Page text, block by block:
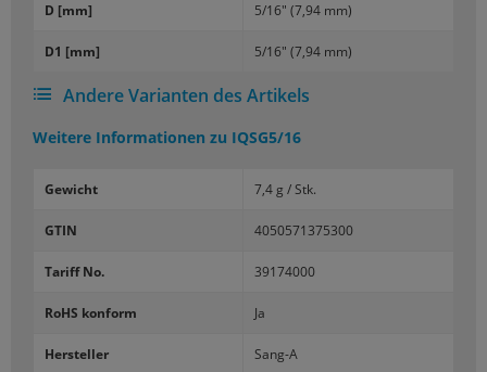
D [mm] 5/16" (7,94 mm)
D1 [mm] 5/16" (7,94 mm)
Andere Varianten des Artikels
Weitere Informationen zu IQSG5/16
Gewicht 7,4 g / Stk.
GTIN 4050571375300
Tariff No. 39174000
RoHS konform Ja
Hersteller Sang-A